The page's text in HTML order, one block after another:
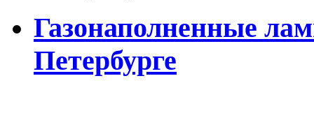
Газонаполненные
Петербурге